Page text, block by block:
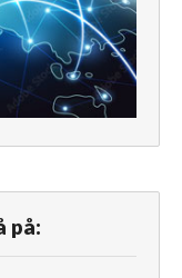
på: